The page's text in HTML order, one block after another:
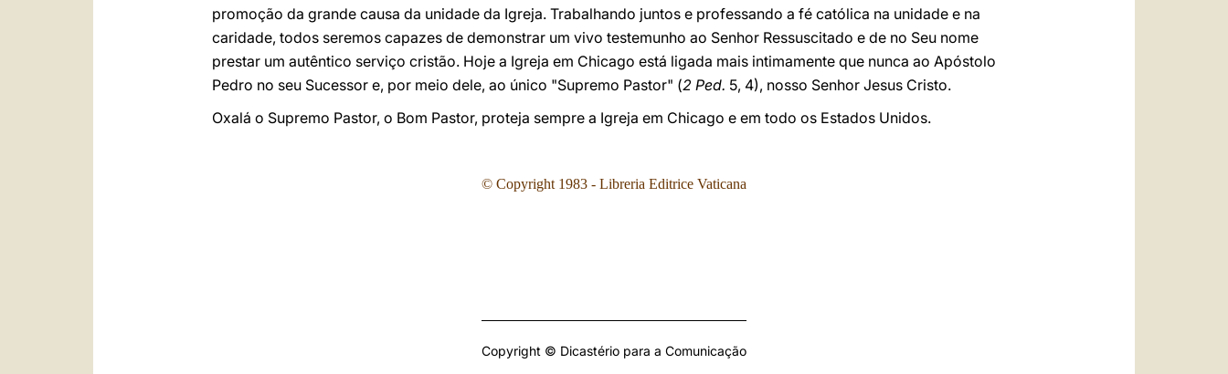
promoção da grande causa da unidade da Igreja. Trabalhando juntos e professando a fé católica na unidade e na
caridade, todos seremos capazes de demonstrar um vivo testemunho ao Senhor Ressuscitado e de no Seu nome
prestar um autêntico serviço cristão. Hoje a Igreja em Chicago está ligada mais intimamente que nunca ao Apóstolo
Pedro no seu Sucessor e, por meio dele, ao único "Supremo Pastor" (2 Ped. 5, 4), nosso Senhor Jesus Cristo.
Oxalá o Supremo Pastor, o Bom Pastor, proteja sempre a Igreja em Chicago e em todo os Estados Unidos.
© Copyright 1983 - Libreria Editrice Vaticana
Copyright © Dicastério para a Comunicação